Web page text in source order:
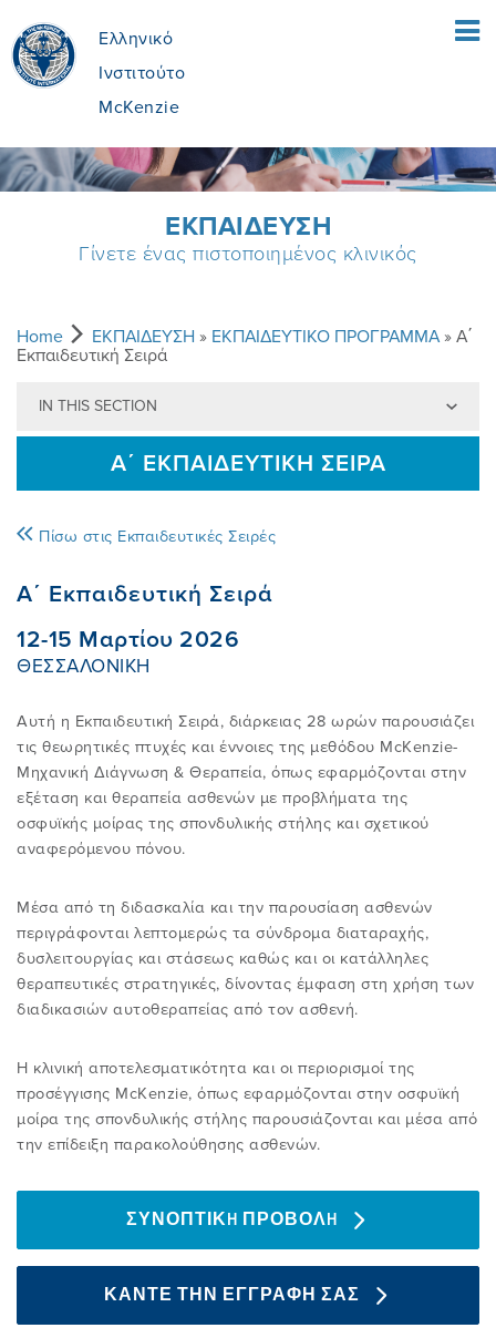
Ελληνικό
Ινστιτούτο
McKenzie
ΑΡΧΙΚΗ ΣΕΛΙΔΑ
ΑΣΘΕΝΕIΣ
ΤΙ ΕIΝΑΙ Η ΜEΘΟΔΟΣ MCKENZIE;
ΤΙ ΠΕΡΙΛΑΜΒAΝΕΙ
ΕIΝΑΙ Η ΚΑΤAΛΛΗΛΗ ΓΙΑ ΜEΝΑ;
FAQ
ΒΡΕIΤΕ EΝΑΝ ΘΕΡΑΠΕΥΤH
ΕIΠΑΝ ΓΙΑ ΕΜAΣ - ΑΣΘΕΝΕIΣ
MCKENZIE
ΔΩΡΕΑΝ ΕΞΕΤΑΣΗ & ΘΕΡΑΠΕΙΑ
ΘΕΡΑΠΕΥΤEΣ
MEΘOΔOΣ MCKENZIE
ΟΦEΛΗ ΑΠO ΤΗ ΜΔΘ
EΡΕΥΝΑ ΚΑΙ ΠΗΓEΣ
EIΠΑΝ ΓΙΑ ΕΜAΣ - ΚΛΙΝΙΚΟI
ΠΛΗΡΟΦΟΡIΕΣ ΓΙΑ ΠΑΡOΧΟΥΣ ΥΓΕIΑΣ
ΓΙΝΕΤΕ ΜΕΛΟΣ
ΕΙΣΟΔΟΣ ΣΤΗΝ ΠΕΡΙΟΧΗ ΜΕΛΩΝ
ΕΚΠΑIΔΕΥΣΗ
ΓIΝΕ ΠΙΣΤΟΠΟΙΗΜEΝΟΣ
ONLINE ΜΑΘΗΜΑΤΑ
ΒΡEIΤΕ ΤΟ ΣΕΜΙΝAΡΙΟ ΠΟΥ
ΕΠΙΘΥΜΕIΤΕ
ΔIΠΛΩΜΑ
ΜΑΘΗΜΑΤΑ ΕΠΙΜΟΡΦΩΣΗΣ
ΠΛΑΤΦΟΡΜΑ E-LEARNING EΙΜ
ΕΚΠΑIΔΕΥΣΗ FAQ
ΕΠΙΣΤΗΜΟΝΙΚΕΣ ΕΚΔΗΛΩΣΕΙΣ
ΠΟΙΟI ΕIΜΑΣΤΕ
MCKENZIE
ΤΟ ΔΙΕΘΝEΣ ΙΝΣΤΙΤΟYΤΟ MCKENZIE
ROBIN MCKENZIE
Η ΙΣΤΟΡIΑ ΤΗΣ ΜΕΘOΔΟΥ MCKENZIE
ΠΡΟΪΟΝΤΑ
ΕΠΙΣΚΕΦΤΕΙΤΕ ΤΟ ΚΑΝΑΛΙ ΜΑΣ ΣΤΟ
YOUTUBE
AΝΑΚΟΙΝΩΣΕΙΣ
ΕΠΙΚΟΙΝΩΝIΑ
Είσοδος Μελών
ΕΚΠΑIΔΕΥΣΗ
Γίνετε ένας πιστοποιημένος κλινικός
Home ΕΚΠΑIΔΕΥΣΗ » ΕΚΠΑΙΔΕΥΤΙΚΟ ΠΡΟΓΡΑΜΜΑ» Α΄
Εκπαιδευτική Σειρά
IN THIS SECTION
Α΄ ΕΚΠΑΙΔΕΥΤΙΚΉ ΣΕΙΡΆ
Πίσω στις Εκπαιδευτικές Σειρές
Α΄ Εκπαιδευτική Σειρά
12-15 Μαρτίου 2026
ΘΕΣΣΑΛΟΝΙΚΗ
Αυτή η Εκπαιδευτική Σειρά, διάρκειας 28 ωρών παρουσιάζει
τις θεωρητικές πτυχές και έννοιες της μεθόδου McKenzie-
Μηχανική Διάγνωση & Θεραπεία, όπως εφαρμόζονται στην
εξέταση και θεραπεία ασθενών με προβλήματα της
οσφυϊκής μοίρας της σπονδυλικής στήλης και σχετικού
αναφερόμενου πόνου.
Μέσα από τη διδασκαλία και την παρουσίαση ασθενών
περιγράφονται λεπτομερώς τα σύνδρομα διαταραχής,
δυσλειτουργίας και στάσεως καθώς και οι κατάλληλες
θεραπευτικές στρατηγικές, δίνοντας έμφαση στη χρήση των
διαδικασιών αυτοθεραπείας από τον ασθενή.
Η κλινική αποτελεσματικότητα και οι περιορισμοί της
προσέγγισης McKenzie, όπως εφαρμόζονται στην οσφυϊκή
μοίρα της σπονδυλικής στήλης παρουσιάζονται και μέσα από
την επίδειξη παρακολούθησης ασθενών.
ΣΥΝΟΠΤΙΚH ΠΡΟΒΟΛH
ΚΑΝΤΕ ΤΗΝ ΕΓΓΡΑΦΗ ΣΑΣ